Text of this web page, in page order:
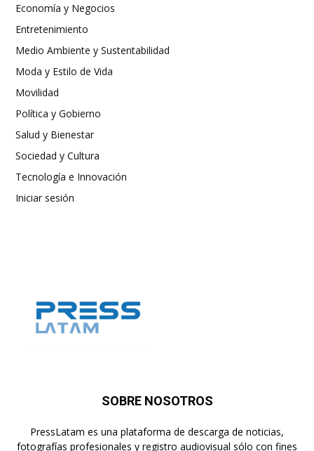
Economía y Negocios
Entretenimiento
Medio Ambiente y Sustentabilidad
Moda y Estilo de Vida
Movilidad
Política y Gobierno
Salud y Bienestar
Sociedad y Cultura
Tecnología e Innovación
Iniciar sesión
SOBRE NOSOTROS
PressLatam es una plataforma de descarga de noticias,
fotografías profesionales y registro audiovisual sólo con fines